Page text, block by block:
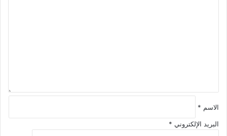
الاسم *
البريد الإلكتروني *